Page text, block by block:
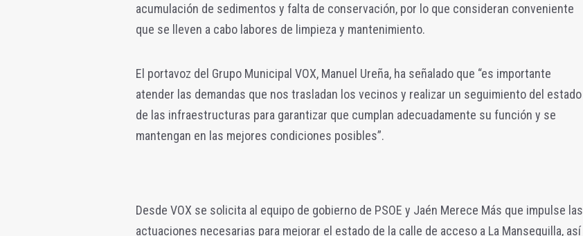
acumulación de sedimentos y falta de conservación, por lo que consideran conveniente
que se lleven a cabo labores de limpieza y mantenimiento.
El portavoz del Grupo Municipal VOX, Manuel Ureña, ha señalado que “es importante
atender las demandas que nos trasladan los vecinos y realizar un seguimiento del estado
de las infraestructuras para garantizar que cumplan adecuadamente su función y se
mantengan en las mejores condiciones posibles”.
Desde VOX se solicita al equipo de gobierno de PSOE y Jaén Merece Más que impulse las
actuaciones necesarias para mejorar el estado de la calle de acceso a La Manseguilla, así